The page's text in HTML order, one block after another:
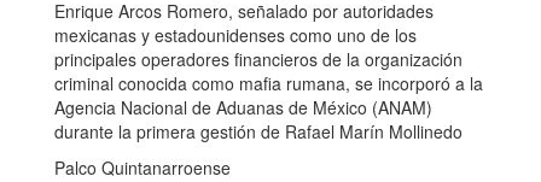
Enrique Arcos Romero, señalado por autoridades
mexicanas y estadounidenses como uno de los
principales operadores financieros de la organización
criminal conocida como mafia rumana, se incorporó a la
Agencia Nacional de Aduanas de México (ANAM)
durante la primera gestión de Rafael Marín Mollinedo
Palco Quintanarroense